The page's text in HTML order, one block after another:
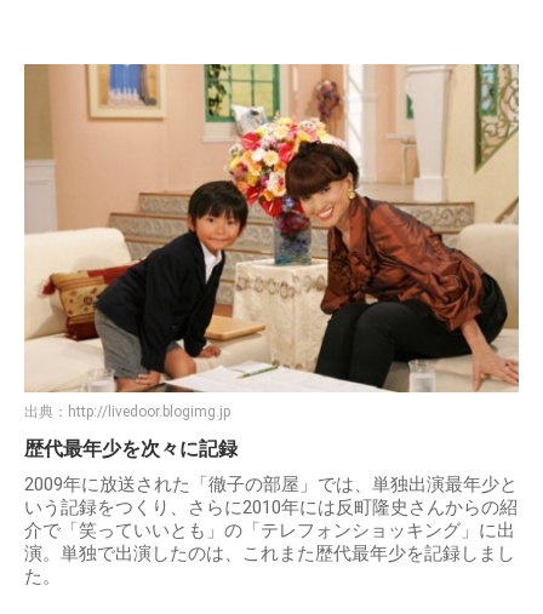
出典： http://livedoor.blogimg.jp
歴代最年少を次々に記録
2009年に放送された「徹子の部屋」では、単独出演最年少と
いう記録をつくり、さらに2010年には反町隆史さんからの紹
介で「笑っていいとも」の「テレフォンショッキング」に出
演。単独で出演したのは、これまた歴代最年少を記録しまし
た。